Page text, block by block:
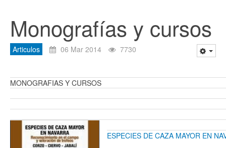
Monografías y cursos
Articulos 06 Mar 2014 7730
MONOGRAFIAS Y CURSOS
ESPECIES DE CAZA MAYOR EN